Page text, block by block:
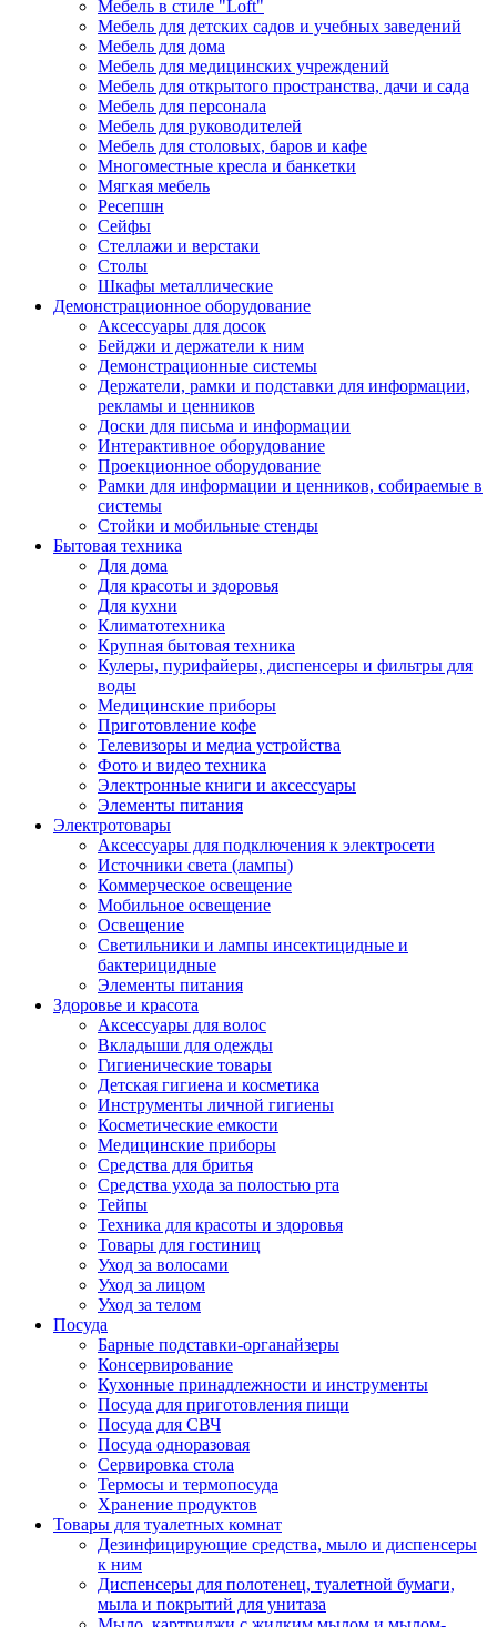
Мебель в стиле "Loft"
Мебель для детских садов и учебных заведений
Мебель для дома
Мебель для медицинских учреждений
Мебель для открытого пространства, дачи и сада
Мебель для персонала
Мебель для руководителей
Мебель для столовых, баров и кафе
Многоместные кресла и банкетки
Мягкая мебель
Ресепшн
Сейфы
Стеллажи и верстаки
Столы
Шкафы металлические
Демонстрационное оборудование
Аксессуары для досок
Бейджи и держатели к ним
Демонстрационные системы
Держатели, рамки и подставки для информации,
рекламы и ценников
Доски для письма и информации
Интерактивное оборудование
Проекционное оборудование
Рамки для информации и ценников, собираемые в
системы
Стойки и мобильные стенды
Бытовая техника
Для дома
Для красоты и здоровья
Для кухни
Климатотехника
Крупная бытовая техника
Кулеры, пурифайеры, диспенсеры и фильтры для
воды
Медицинские приборы
Приготовление кофе
Телевизоры и медиа устройства
Фото и видео техника
Электронные книги и аксессуары
Элементы питания
Электротовары
Аксессуары для подключения к электросети
Источники света (лампы)
Коммерческое освещение
Мобильное освещение
Освещение
Светильники и лампы инсектицидные и
бактерицидные
Элементы питания
Здоровье и красота
Аксессуары для волос
Вкладыши для одежды
Гигиенические товары
Детская гигиена и косметика
Инструменты личной гигиены
Косметические емкости
Медицинские приборы
Средства для бритья
Средства ухода за полостью рта
Тейпы
Техника для красоты и здоровья
Товары для гостиниц
Уход за волосами
Уход за лицом
Уход за телом
Посуда
Барные подставки-органайзеры
Консервирование
Кухонные принадлежности и инструменты
Посуда для приготовления пищи
Посуда для СВЧ
Посуда одноразовая
Сервировка стола
Термосы и термопосуда
Хранение продуктов
Товары для туалетных комнат
Дезинфицирующие средства, мыло и диспенсеры
к ним
Диспенсеры для полотенец, туалетной бумаги,
мыла и покрытий для унитаза